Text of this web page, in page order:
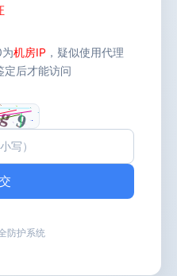
为机房IP ，疑似使用代理
定后才能访问
防护系统